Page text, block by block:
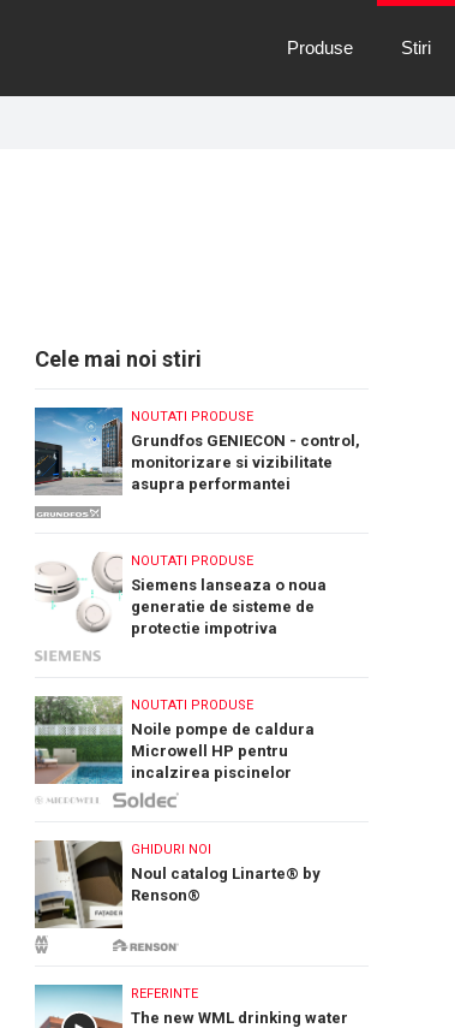
Produse Stiri
Cele mai noi stiri
NOUTATI PRODUSE
Grundfos GENIECON - control,
monitorizare si vizibilitate
asupra performantei
NOUTATI PRODUSE
Siemens lanseaza o noua
generatie de sisteme de
protectie impotriva
NOUTATI PRODUSE
Noile pompe de caldura
Microwell HP pentru
incalzirea piscinelor
GHIDURI NOI
Noul catalog Linarte® by
Renson®
REFERINTE
The new WML drinking water